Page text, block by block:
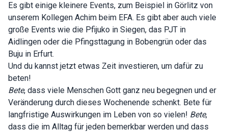
Es gibt einige kleinere Events, zum Beispiel in Görlitz von
unserem Kollegen Achim beim EFA. Es gibt aber auch viele
große Events wie die Pfijuko in Siegen, das PJT in
Aidlingen oder die Pfingsttagung in Bobengrün oder das
Buju in Erfurt.
Und du kannst jetzt etwas Zeit investieren, um dafür zu
beten!
Bete, dass viele Menschen Gott ganz neu begegnen und er
Veränderung durch dieses Wochenende schenkt. Bete für
langfristige Auswirkungen im Leben von so vielen! Bete,
dass die im Alltag für jeden bemerkbar werden und dass